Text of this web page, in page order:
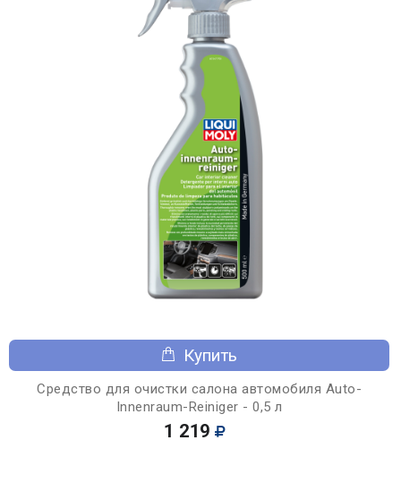
Купить
Средство для очистки салона автомобиля Auto-
Innenraum-Reiniger - 0,5 л
1 219